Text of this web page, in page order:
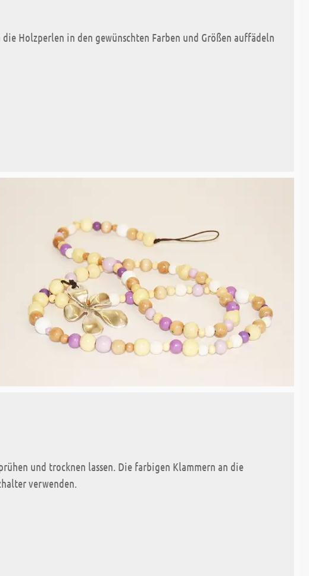
Holzperlen in den gewünschten Farben und Größen auffädeln
und trocknen lassen. Die farbigen Klammern an die
verwenden.